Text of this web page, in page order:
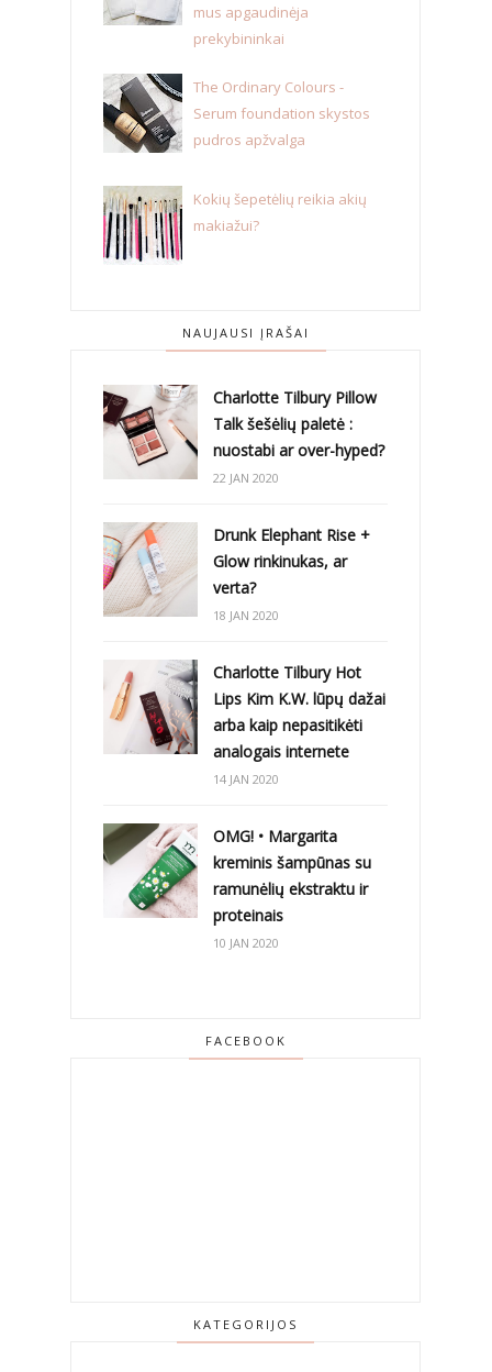
mus apgaudinėja
prekybininkai
The Ordinary Colours -
Serum foundation skystos
pudros apžvalga
Kokių šepetėlių reikia akių
makiažui?
NAUJAUSI ĮRAŠAI
Charlotte Tilbury Pillow
Talk šešėlių paletė :
nuostabi ar over-hyped?
22 JAN 2020
Drunk Elephant Rise +
Glow rinkinukas, ar
verta?
18 JAN 2020
Charlotte Tilbury Hot
Lips Kim K.W. lūpų dažai
arba kaip nepasitikėti
analogais internete
14 JAN 2020
OMG! • Margarita
kreminis šampūnas su
ramunėlių ekstraktu ir
proteinais
10 JAN 2020
FACEBOOK
KATEGORIJOS